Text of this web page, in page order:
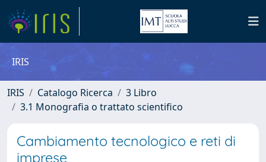
IRIS
IRIS Catalogo Ricerca
3 Libro
3.1 Monografia o trattato scientifico
Cambiamento tecnologico e reti di
imprese